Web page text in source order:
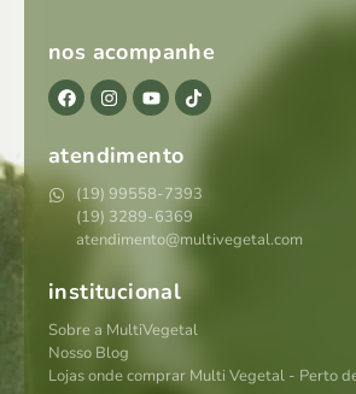
nos acompanhe
atendimento
(19) 99558-7393
(19) 3289-6369
atendimento@multivegetal.com
institucional
Sobre a MultiVegetal
Nosso Blog
Lojas onde comprar Multi Vegetal - Perto